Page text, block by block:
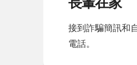
接到詐騙簡訊和
電話。